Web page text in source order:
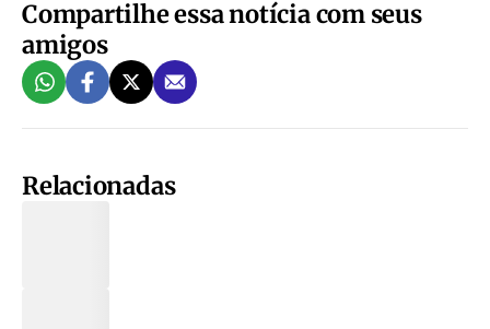
Compartilhe essa notícia com seus
amigos
Relacionadas